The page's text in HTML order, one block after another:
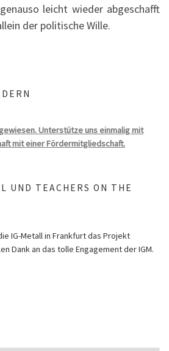
leicht wieder abgeschafft
der politische Wille.
Unterstütze uns einmalig mit
mit einer Fördermitgliedschaft.
UND TEACHERS ON THE
IG-Metall in Frankfurt das Projekt
Dank an das tolle Engagement der IGM.